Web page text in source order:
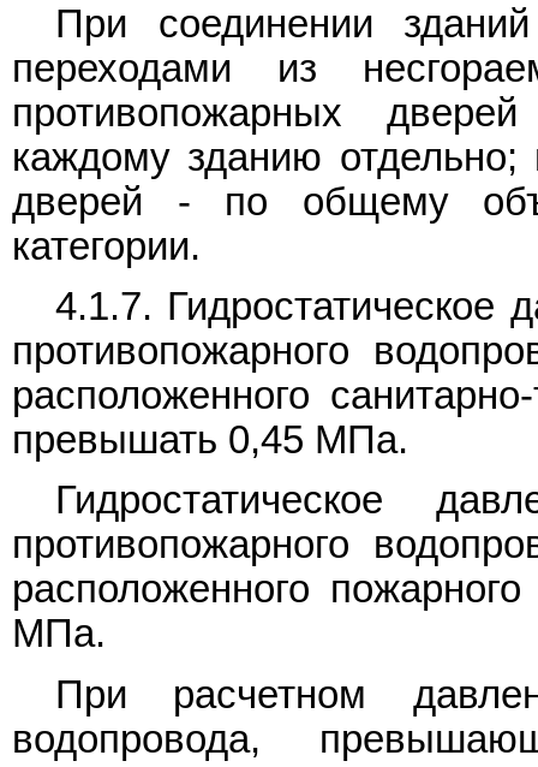
При соединении
переходами из
противопожарных
каждому зданию отдельно;
дверей - по общему
категории.
4.1.7. Гидростатическое
противопожарного
расположенного
превышать 0,45 МПа.
Гидростатическое
противопожарного
расположенного
МПа.
При расчетном
водопровода,